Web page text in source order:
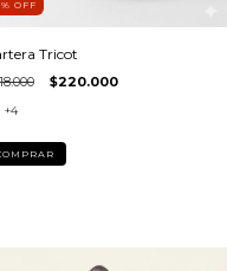
% OFF
Tricot
$220.000
+4